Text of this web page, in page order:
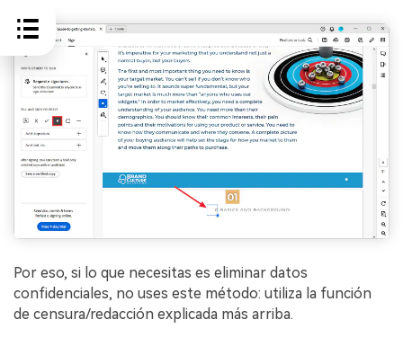
Por eso, si lo que necesitas es eliminar datos
confidenciales, no uses este método: utiliza la función
de censura/redacción explicada más arriba.